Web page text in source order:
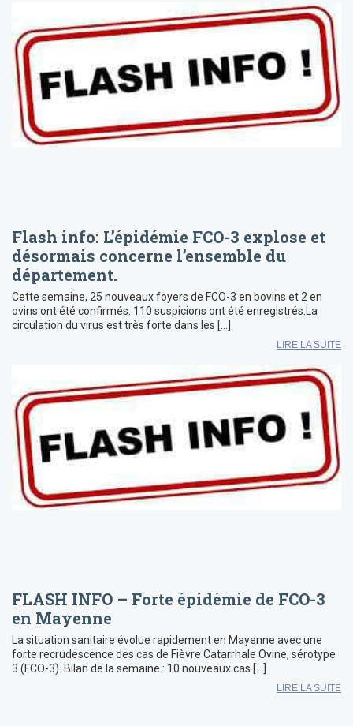
Flash info: L’épidémie FCO-3 explose et
désormais concerne l’ensemble du
département.
Cette semaine, 25 nouveaux foyers de FCO-3 en bovins et 2 en
ovins ont été confirmés. 110 suspicions ont été enregistrés.La
circulation du virus est très forte dans les […]
LIRE LA SUITE
FLASH INFO – Forte épidémie de FCO-3
en Mayenne
La situation sanitaire évolue rapidement en Mayenne avec une
forte recrudescence des cas de Fièvre Catarrhale Ovine, sérotype
3 (FCO-3). Bilan de la semaine : 10 nouveaux cas […]
LIRE LA SUITE